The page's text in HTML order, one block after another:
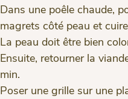
Dans une poêle chaude,
magrets côté peau et
La peau doit être bien
Ensuite, retourner la
min.
Poser une grille sur une